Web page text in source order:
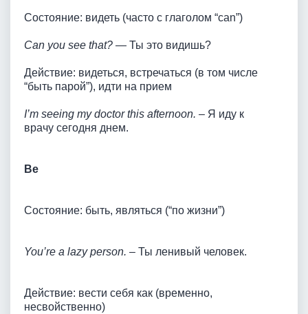
Состояние: видеть (часто с глаголом “can”)
Can you see that? — Ты это видишь?
Действие: видеться, встречаться (в том числе
“быть парой”), идти на прием
I’m seeing my doctor this afternoon. – Я иду к
врачу сегодня днем.
Be
Состояние: быть, являться (“по жизни”)
You’re a lazy person. – Ты ленивый человек.
Действие: вести себя как (временно,
несвойственно)